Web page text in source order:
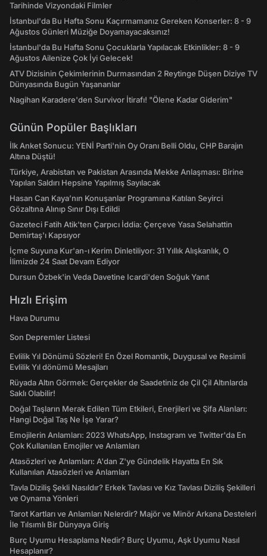
Tarihinde Vizyondaki Filmler
İstanbul'da Bu Hafta Sonu Kaçırmamanız Gereken Konserler: 8 - 9
Ağustos Günleri Müziğe Doyamayacaksınız!
İstanbul'da Bu Hafta Sonu Çocuklarla Yapılacak Etkinlikler: 8 - 9
Ağustos Ailenize Çok İyi Gelecek!
ATV Dizisinin Çekimlerinin Durmasından 2 Reytinge Düşen Diziye TV
Dünyasında Bugün Yaşananlar
Nagihan Karadere'den Survivor İtirafı! "Ölene Kadar Giderim"
Günün Popüler Başlıkları
İlk Anket Sonucu: YENİ Parti'nin Oy Oranı Belli Oldu, CHP Barajın
Altına Düştü!
Türkiye, Arabistan ve Pakistan Arasında Mekke Anlaşması: Birine
Yapılan Saldırı Hepsine Yapılmış Sayılacak
Hasan Can Kaya’nın Konuşanlar Programına Katılan Seyirci
Gözaltına Alınıp Sınır Dışı Edildi
Gazeteci Fatih Atik'ten Çarpıcı İddia: Çerçeve Yasa Selahattin
Demirtaş'ı Kapsıyor
İçme Suyuna Kur'an-ı Kerim Dinletiliyor: 31 Yıllık Alışkanlık, O
İlimizde 24 Saat Devam Ediyor
Dursun Özbek'in Veda Davetine Icardi'den Soğuk Yanıt
Hızlı Erişim
Hava Durumu
Son Depremler Listesi
Evlilik Yıl Dönümü Sözleri! En Özel Romantik, Duygusal ve Resimli
Evlilik Yıl dönümü Mesajları
Rüyada Altın Görmek: Gerçekler de Saadetiniz de Çil Çil Altınlarda
Saklı Olabilir!
Doğal Taşların Merak Edilen Tüm Etkileri, Enerjileri ve Şifa Alanları:
Hangi Doğal Taş Ne İşe Yarar?
Emojilerin Anlamları: 2023 WhatsApp, Instagram ve Twitter'da En
Çok Kullanılan Emojiler ve Anlamları
Atasözleri ve Anlamları: A'dan Z'ye Gündelik Hayatta En Sık
Kullanılan Atasözleri ve Anlamları
Tavla Diziliş Şekli Nasıldır? Erkek Tavlası ve Kız Tavlası Diziliş Şekilleri
ve Oynama Yönleri
Tarot Kartları ve Anlamları Nelerdir? Majör ve Minör Arkana Desteleri
İle Tılsımlı Bir Dünyaya Giriş
Burç Uyumu Hesaplama Nedir? Burç Uyumu, Aşk Uyumu Nasıl
Hesaplanır?